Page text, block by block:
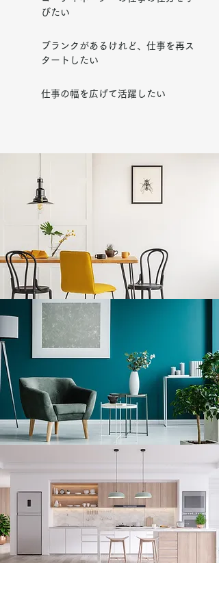
びたい
ブランクがあるけれど、仕事を再ス
タートしたい
仕事の幅を広げて活躍したい